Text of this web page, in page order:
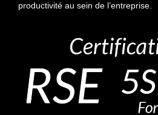
productivité au sein de l’entreprise.